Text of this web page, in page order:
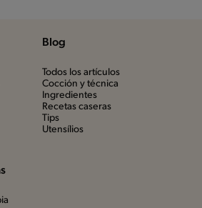
Blog
Todos los artículos
Cocción y técnica
Ingredientes
Recetas caseras
Tips
Utensílios